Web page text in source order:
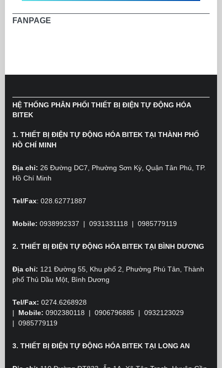
FANPAGE
HỆ THỐNG PHÂN PHỐI THIẾT BỊ ĐIỆN TỰ ĐỘNG HÓA
BITEK
1. THIẾT BỊ ĐIỆN TỰ ĐỘNG HÓA BITEK TẠI THÀNH PHỐ
HỒ CHÍ MINH
Địa chỉ: 26 Đường DC7, Phường Sơn Kỳ, Quận Tân Phú, TP.
Hồ Chí Minh
Tel/Fax: 028.62771887
Mobile: 0938992337 | 0931331118 | 0985779119
2. THIẾT BỊ ĐIỆN TỰ ĐỘNG HÓA BITEK TẠI BÌNH DƯƠNG
Địa chỉ: 121 Đường 55, Khu phố 2, Phường Phú Tân, Thành
phố Thủ Dầu Một, Bình Dương
Tel/Fax: 0274.6268928
|
Mobile: 0902380118 | 0906796885 | 0932123029
| 0985779119
3. THIẾT BỊ ĐIỆN TỰ ĐỘNG HÓA BITEK TẠI LONG AN